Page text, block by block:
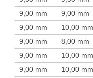
9,00 mm
9,00 mm
9,00 mm
10,00 mm
9,00 mm
8,00 mm
9,00 mm
10,00 mm
9,00 mm
10,00 mm